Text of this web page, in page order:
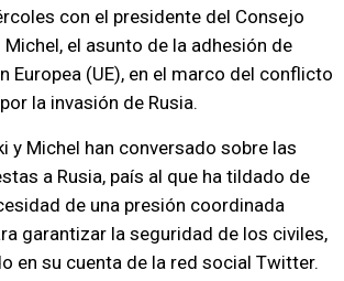
con el presidente del Consejo
Michel, el asunto de la adhesión de
Europea (UE), en el marco del conflicto
la invasión de Rusia.
y Michel han conversado sobre las
a Rusia, país al que ha tildado de
de una presión coordinada
garantizar la seguridad de los civiles,
en su cuenta de la red social Twitter.